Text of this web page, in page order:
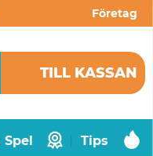
Företag
TILL KASSAN
Spel Tips